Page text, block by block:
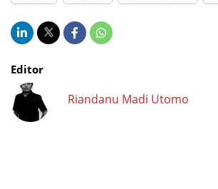
Editor
Riandanu Madi Utomo